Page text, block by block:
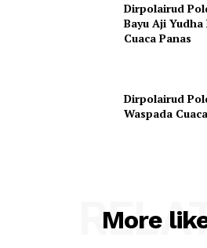
Dirpolairud
Bayu Aji
Cuaca Panas
Dirpolairud
Waspada
More